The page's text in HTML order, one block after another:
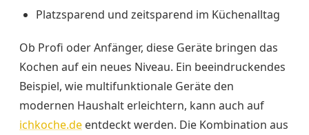
Platzsparend und zeitsparend im Küchenalltag
Ob Profi oder Anfänger, diese Geräte bringen das
Kochen auf ein neues Niveau. Ein beeindruckendes
Beispiel, wie multifunktionale Geräte den
modernen Haushalt erleichtern, kann auch auf
ichkoche.de entdeckt werden. Die Kombination aus